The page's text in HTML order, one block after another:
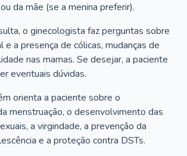
da mãe (se a menina preferir).
o ginecologista faz perguntas sobre
e a presença de cólicas, mudanças de
nas mamas. Se desejar, a paciente
eventuais dúvidas.
orienta a paciente sobre o
menstruação, o desenvolvimento das
a virgindade, a prevenção da
e a proteção contra DSTs.